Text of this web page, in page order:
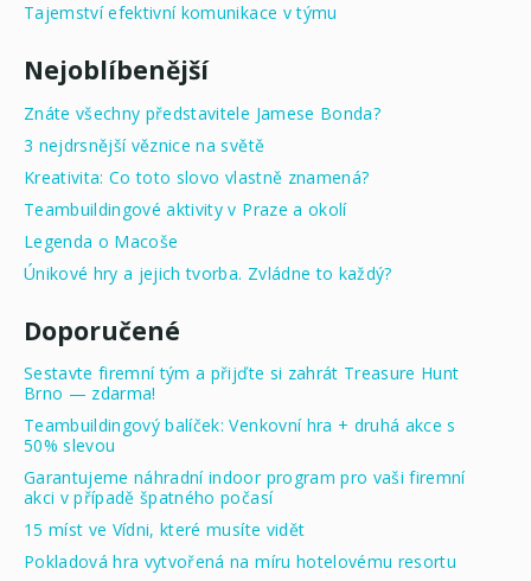
Tajemství efektivní komunikace v týmu
Nejoblíbenější
Znáte všechny představitele Jamese Bonda?
3 nejdrsnější věznice na světě
Kreativita: Co toto slovo vlastně znamená?
Teambuildingové aktivity v Praze a okolí
Legenda o Macoše
Únikové hry a jejich tvorba. Zvládne to každý?
Doporučené
Sestavte firemní tým a přijďte si zahrát Treasure Hunt
Brno — zdarma!
Teambuildingový balíček: Venkovní hra + druhá akce s
50% slevou
Garantujeme náhradní indoor program pro vaši firemní
akci v případě špatného počasí
15 míst ve Vídni, které musíte vidět
Pokladová hra vytvořená na míru hotelovému resortu